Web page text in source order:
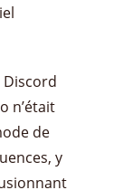
Discord
n’était
de
y